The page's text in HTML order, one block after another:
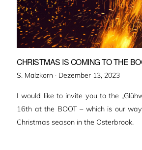
CHRISTMAS IS COMING TO THE
S. Malzkorn · Veröffentlicht
Dezember 13, 2023
I would like to invite you to the
16th at the BOOT – which is our
Christmas season in the Osterbrook.